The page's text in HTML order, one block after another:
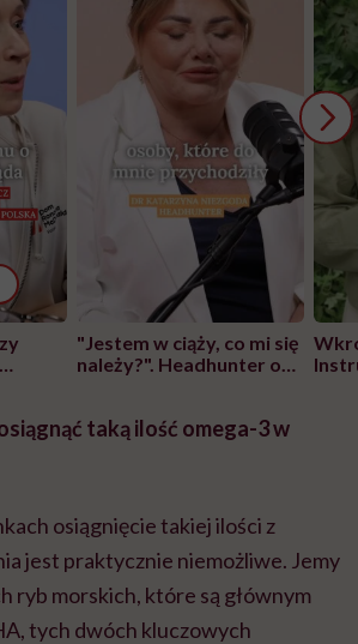
"Jestem w ciąży, co mi się
należy?". Headhunter o
pracy
taką ilość omega-3 w
osiągnięcie takiej ilości z
jest praktycznie niemożliwe. Jemy
ryb morskich, które są głównym
tych dwóch kluczowych